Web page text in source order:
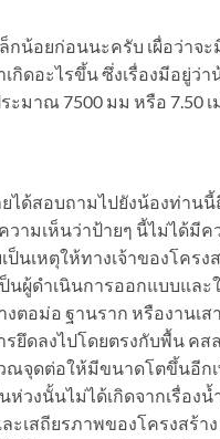
น้อยก่อนนะครับ เผื่อว่าจ
กิดอะไรขึ้น ซึ่งเรื่องมีอยู่
มาณ 7500 มม หรือ 7.50 เ
ได้สอบถามไปยังน้องท่า
วามเห็นว่าป้ายๆ นี้ไม่ได้
นเหตุให้ทางเจ้าของโคร
ผู้ดำเนินการออกแบบแล
ตอม่อ ฐานราก หรืองานเ
รยึดลงไปโดยตรงกับพื้น ค
ณจุดต่อให้มีขนาดโตขึ้นอี
ห่วงนั้นไม่ได้เกิดจากเรื่
ะเสถียรภาพของโครงสร้